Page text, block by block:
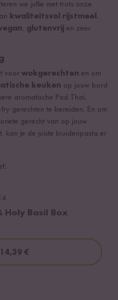
we jullie met trots onze
kwaliteitsvol rijstmeel .
, glutenvrij en zeer
voor wokgerechten en om
keuken op jouw bord
aromatische Pad Thai,
gerechten te bereiden. En om
gerecht van op jouw
kan je de juiste kruidenpasta er
Holy Basil Box
Loading...
14,39 €